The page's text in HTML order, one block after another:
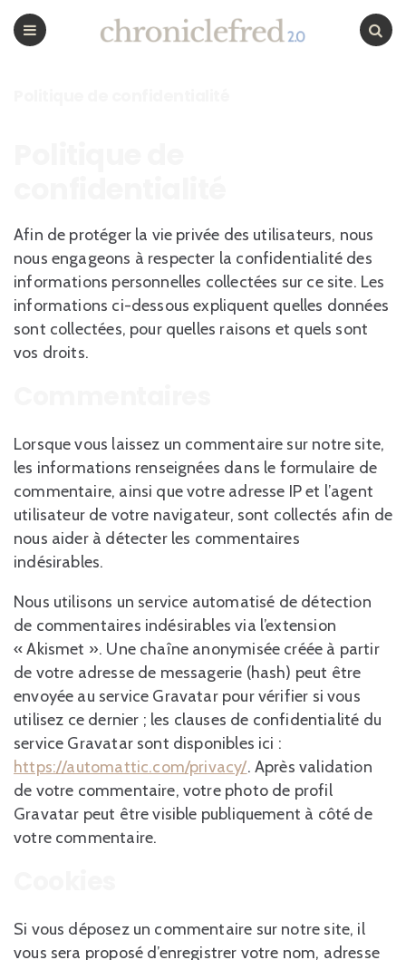
CHRONICLEFRED
Afin de protéger la vie privée des utilisateurs, nous
nous engageons à respecter la confidentialité des
informations personnelles collectées sur ce site. Les
informations ci-dessous expliquent quelles données
sont collectées, pour quelles raisons et quels sont
vos droits.
Lorsque vous laissez un commentaire sur notre site,
les informations renseignées dans le formulaire de
commentaire, ainsi que votre adresse IP et l’agent
utilisateur de votre navigateur, sont collectés afin de
nous aider à détecter les commentaires
indésirables.
Nous utilisons un service automatisé de détection
de commentaires indésirables via l’extension
« Akismet ». Une chaîne anonymisée créée à partir
de votre adresse de messagerie (hash) peut être
envoyée au service Gravatar pour vérifier si vous
utilisez ce dernier ; les clauses de confidentialité du
service Gravatar sont disponibles ici :
https://automattic.com/privacy/. Après validation
de votre commentaire, votre photo de profil
Gravatar peut être visible publiquement à côté de
votre commentaire.
Si vous déposez un commentaire sur notre site, il
vous sera proposé d’enregistrer votre nom, adresse